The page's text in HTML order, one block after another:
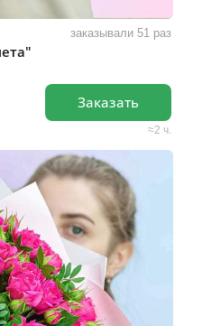
заказывали 51 раз
2 ч.
Заказать